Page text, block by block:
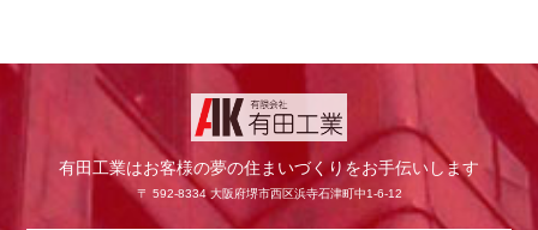
有田工業はお客様の夢の住まいづくりをお手伝いします
〒 592-8334 大阪府堺市西区浜寺石津町中1-6-12